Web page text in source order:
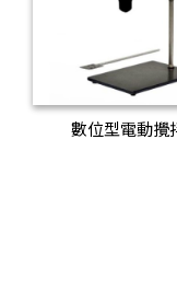
數位型電動攪